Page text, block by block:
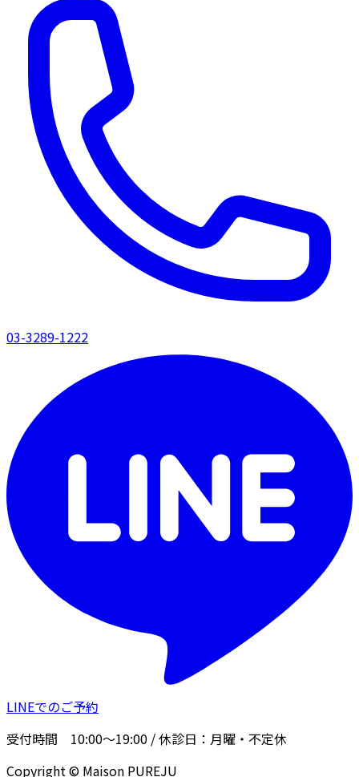
03-3289-1222
LINEでのご予約
受付時間 10:00〜19:00 / 休診日： 月曜・不定休
Copyright © Maison PUREJU